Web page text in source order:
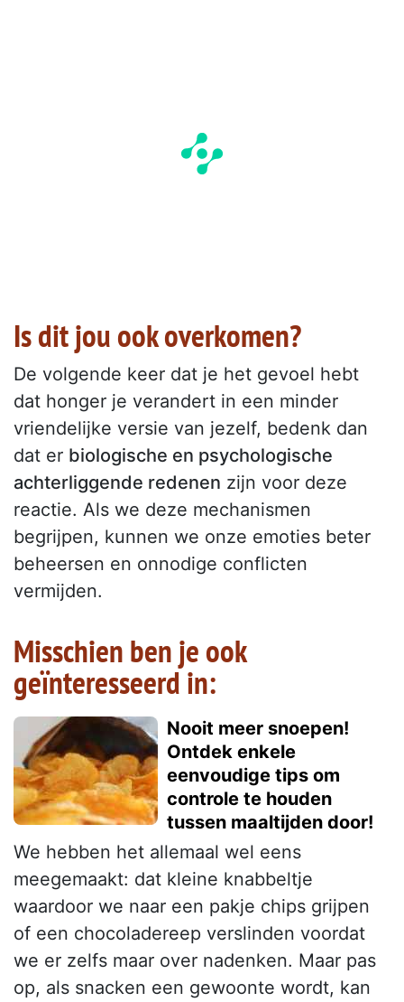
Is dit jou ook overkomen?
De volgende keer dat je het gevoel hebt
dat honger je verandert in een minder
vriendelijke versie van jezelf, bedenk dan
dat er biologische en psychologische
achterliggende redenen zijn voor deze
reactie. Als we deze mechanismen
begrijpen, kunnen we onze emoties beter
beheersen en onnodige conflicten
vermijden.
Misschien ben je ook
geïnteresseerd in:
Nooit meer snoepen!
Ontdek enkele
eenvoudige tips om
controle te houden
tussen maaltijden door!
We hebben het allemaal wel eens
meegemaakt: dat kleine knabbeltje
waardoor we naar een pakje chips grijpen
of een chocoladereep verslinden voordat
we er zelfs maar over nadenken. Maar pas
op, als snacken een gewoonte wordt, kan